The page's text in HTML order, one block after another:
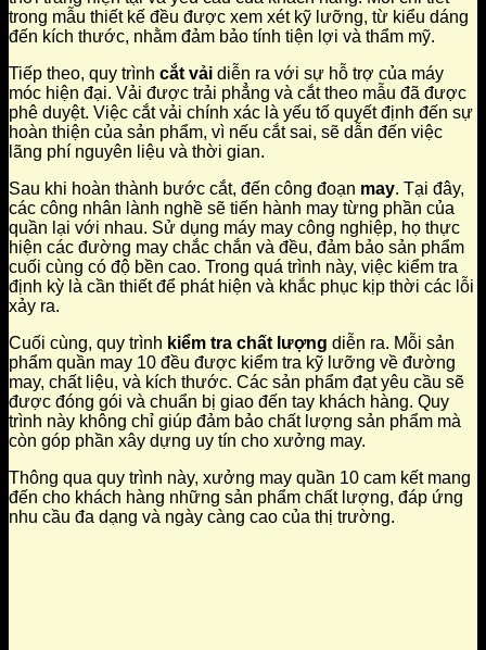
trong mẫu thiết kế đều được xem xét kỹ lưỡng, từ kiểu dáng
đến kích thước, nhằm đảm bảo tính tiện lợi và thẩm mỹ.
Tiếp theo, quy trình cắt vải diễn ra với sự hỗ trợ của máy
móc hiện đại. Vải được trải phẳng và cắt theo mẫu đã được
phê duyệt. Việc cắt vải chính xác là yếu tố quyết định đến sự
hoàn thiện của sản phẩm, vì nếu cắt sai, sẽ dẫn đến việc
lãng phí nguyên liệu và thời gian.
Sau khi hoàn thành bước cắt, đến công đoạn may. Tại đây,
các công nhân lành nghề sẽ tiến hành may từng phần của
quần lại với nhau. Sử dụng máy may công nghiệp, họ thực
hiện các đường may chắc chắn và đều, đảm bảo sản phẩm
cuối cùng có độ bền cao. Trong quá trình này, việc kiểm tra
định kỳ là cần thiết để phát hiện và khắc phục kịp thời các lỗi
xảy ra.
Cuối cùng, quy trình kiểm tra chất lượng diễn ra. Mỗi sản
phẩm quần may 10 đều được kiểm tra kỹ lưỡng về đường
may, chất liệu, và kích thước. Các sản phẩm đạt yêu cầu sẽ
được đóng gói và chuẩn bị giao đến tay khách hàng. Quy
trình này không chỉ giúp đảm bảo chất lượng sản phẩm mà
còn góp phần xây dựng uy tín cho xưởng may.
Thông qua quy trình này, xưởng may quần 10 cam kết mang
đến cho khách hàng những sản phẩm chất lượng, đáp ứng
nhu cầu đa dạng và ngày càng cao của thị trường.